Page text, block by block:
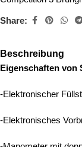
Share:
Beschreibung
Eigenschaften von
-Elektronischer
-Elektronisches